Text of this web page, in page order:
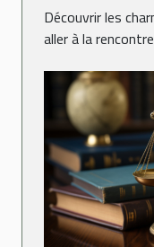
Découvrir les
aller à la